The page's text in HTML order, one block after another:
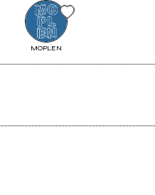
MOPLEN